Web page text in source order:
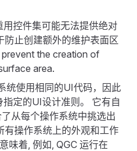
控件集可能无法提供绝对
止创建额外的维护表面区
the creation of
area.
统使用相同的UI代码，因此
定的UI设计准则。 它有自
从每个操作系统中挑选出
有操作系统上的外观和工作
味着, 例如, QGC 运行在